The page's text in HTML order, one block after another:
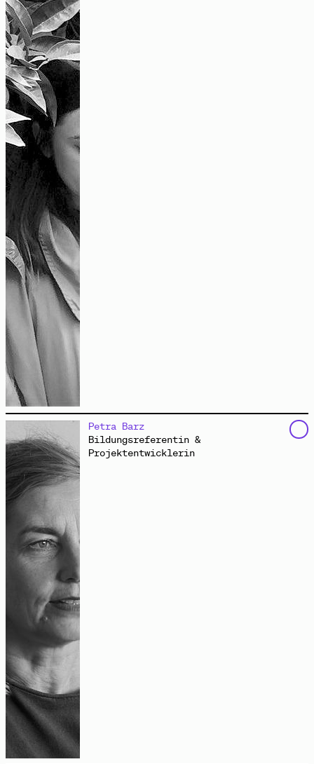
schreibt für Stimme und Papier. Zuweilen tritt sie
auch in anderer Gestalt in Erscheinung: als Wandelnde
Wissenschaftlerin, Schnelle Musikalische Hilfe oder
einzige Vertreterin des Self-Entitled-Self-
Entitlement-Office. Oft erzeugt sie Wellen bei
verschiedenen Radiosendern, und sie ist Mitglied der
Klang‑Künstler:innengruppe
Gemeinsam mit dem Künstler
verschiedene Audioaktionen.
www.jaminescu.com
Petra Barz
Bildungsreferentin &
Projektentwicklerin